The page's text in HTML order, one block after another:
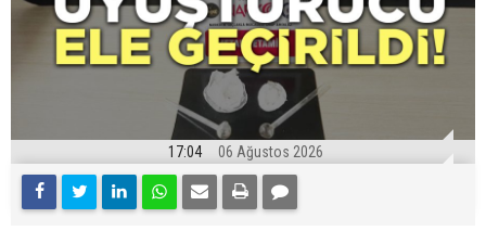
17:04 06 Ağustos 2026